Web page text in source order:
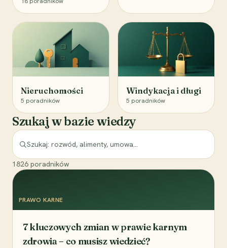
Nieruchomości
5 poradników
Windykacja i długi
5 poradników
Szukaj w bazie wiedzy
1826 poradników
PRAWO KARNE
7 kluczowych zmian w prawie karnym
zdrowia – co musisz wiedzieć?